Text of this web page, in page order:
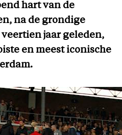
hart van de
na de grondige
jaar geleden,
en meest iconische